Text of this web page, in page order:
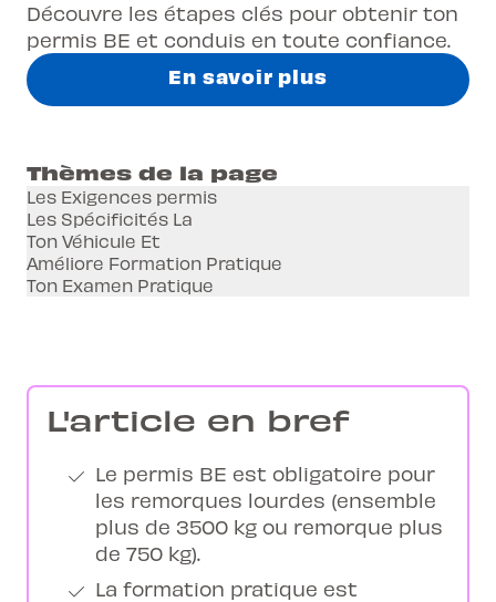
Découvre les étapes clés pour obtenir ton
permis BE et conduis en toute confiance.
En savoir plus
Thèmes de la page
Les Exigences permis
Les Spécificités La
Ton Véhicule Et
Améliore Formation Pratique
Ton Examen Pratique
L'article en bref
Le permis BE est obligatoire pour
les remorques lourdes (ensemble
plus de 3500 kg ou remorque plus
de 750 kg).
La formation pratique est